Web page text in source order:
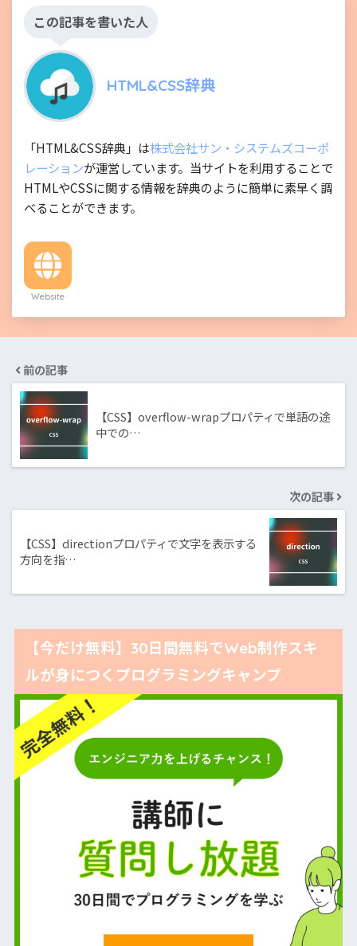
この記事を書いた人
HTML&CSS辞典
「HTML&CSS辞典」は株式会社サン・システムズコーポ
レーションが運営しています。当サイトを利用することで
HTMLやCSSに関する情報を辞典のように簡単に素早く調
べることができます。
Website
前の記事
【CSS】overflow-wrapプロパティで単語の途
中での…
次の記事
【CSS】directionプロパティで文字を表示する
方向を指…
【今だけ無料】30日間無料でWeb制作スキ
ルが身につくプログラミングキャンプ